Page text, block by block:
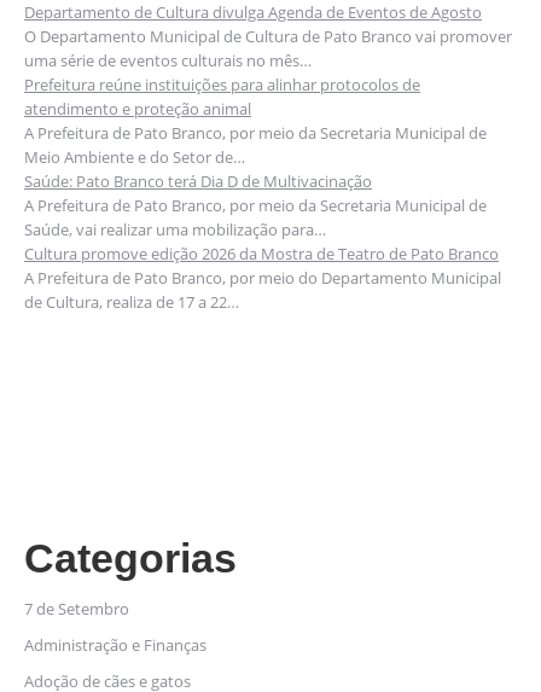
Departamento de Cultura divulga Agenda de Eventos de Agosto
O Departamento Municipal de Cultura de Pato Branco vai promover
uma série de eventos culturais no mês…
Prefeitura reúne instituições para alinhar protocolos de
atendimento e proteção animal
A Prefeitura de Pato Branco, por meio da Secretaria Municipal de
Meio Ambiente e do Setor de…
Saúde: Pato Branco terá Dia D de Multivacinação
A Prefeitura de Pato Branco, por meio da Secretaria Municipal de
Saúde, vai realizar uma mobilização para…
Cultura promove edição 2026 da Mostra de Teatro de Pato Branco
A Prefeitura de Pato Branco, por meio do Departamento Municipal
de Cultura, realiza de 17 a 22…
Categorias
7 de Setembro
Administração e Finanças
Adoção de cães e gatos